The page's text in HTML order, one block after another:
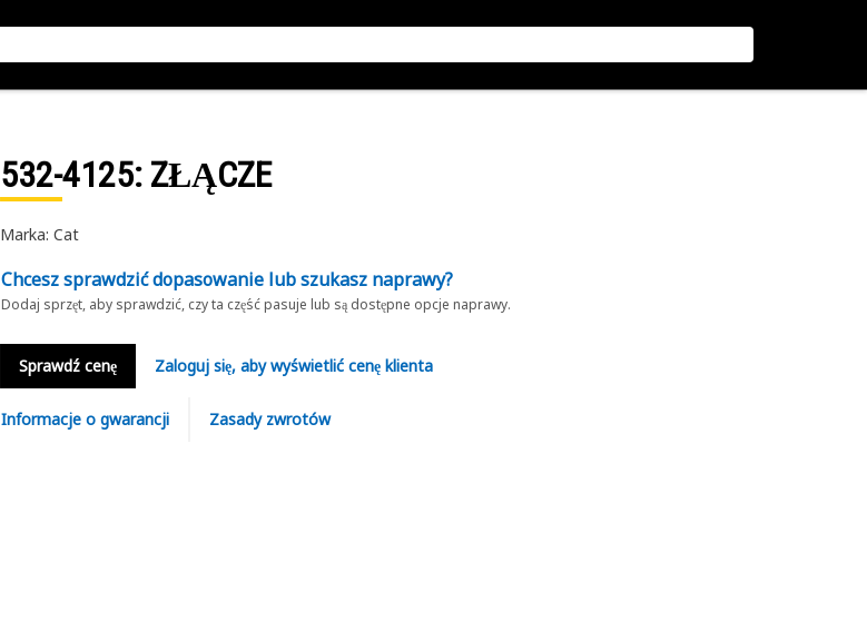
532-4125: ZŁĄCZE
Marka: Cat
Chcesz sprawdzić dopasowanie lub szukasz naprawy?
Dodaj sprzęt, aby sprawdzić, czy ta część pasuje lub są dostępne opcje naprawy.
Sprawdź cenę Zaloguj się, aby wyświetlić cenę klienta
Informacje o gwarancji Zasady zwrotów